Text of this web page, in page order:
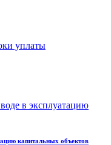
капитальных объектов